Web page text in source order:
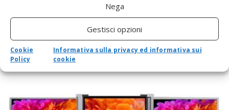
Nega
Gestisci opzioni
Cookie
Policy
Informativa sulla privacy ed informativa sui
cookie
PORTÁTIL INTERNACIONAL DELL LATITUDE
7430 14,0″ FHD I5 W10P+W11P I5-
1245U,16GBDDR4,256GBSSD